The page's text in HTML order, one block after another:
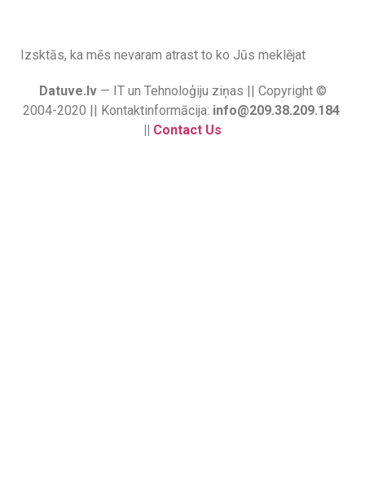
Izsktās, ka mēs nevaram atrast to ko Jūs meklējat
Datuve.lv— IT un Tehnoloģiju ziņas || Copyright ©
2004-2020 || Kontaktinformācija: info@209.38.209.184
|| Contact Us